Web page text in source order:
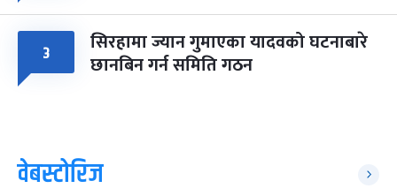
३ सिरहामा ज्यान गुमाएका यादवको घटनाबारे
छानबिन गर्न समिति गठन
वेबस्टोरिज